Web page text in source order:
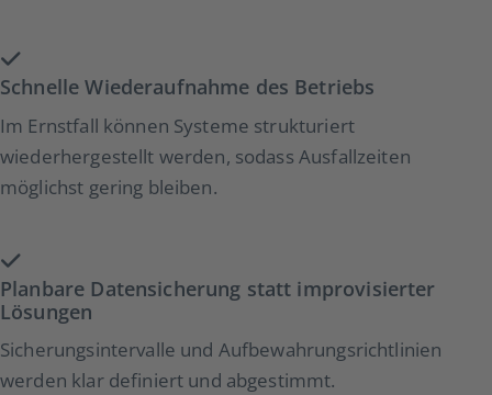
Schnelle Wiederaufnahme des Betriebs
Im Ernstfall können Systeme strukturiert
wiederhergestellt werden, sodass Ausfallzeiten
möglichst gering bleiben.
Planbare Datensicherung statt improvisierter
Lösungen
Sicherungsintervalle und Aufbewahrungsrichtlinien
werden klar definiert und abgestimmt.